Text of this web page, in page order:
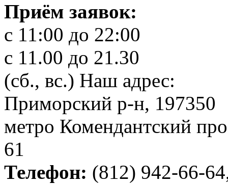
Приём заявок:
с 11:00 до 22:00
c 11.00 до 21.30
(сб., вс.) Наш адрес:
Приморский р-н, 197350
метро Комендантский
61
Телефон: (812) 942-66-